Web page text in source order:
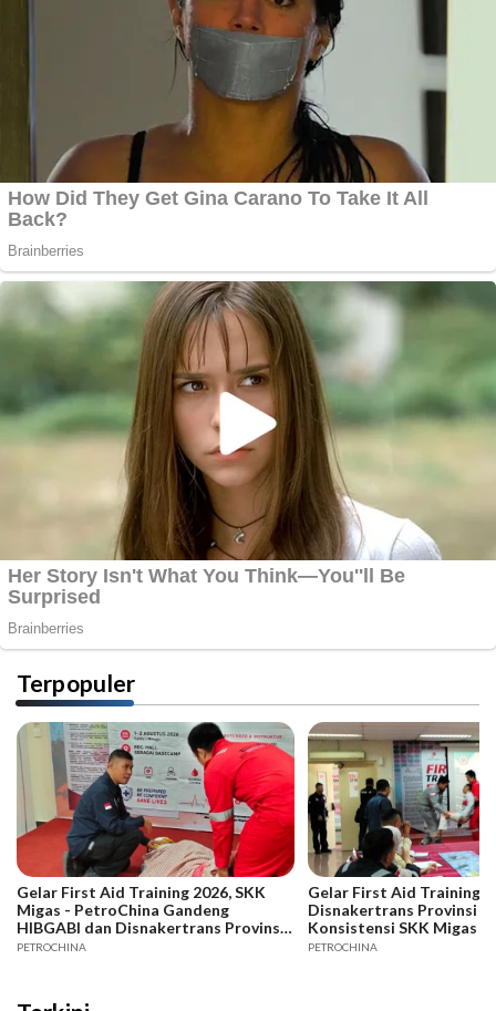
Terpopuler
Gelar First Aid Training 2026, SKK
Migas - PetroChina Gandeng
HIBGABI dan Disnakertrans Provinsi
Jambi
PETROCHINA
Gelar First Aid Training
Disnakertrans Provinsi
Konsistensi SKK Migas -
PETROCHINA